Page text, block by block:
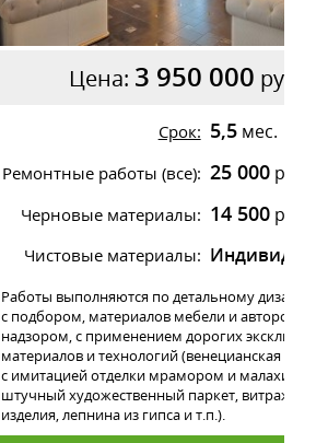
Цена: 3 950 000 руб.
Срок: 5,5мес.
Ремонтные работы (все): 25 000руб./м
Черновые материалы: 14 500руб./м
Чистовые материалы:
Работы выполняются по детальному дизайн-
с подбором, материалов мебели и авторским
надзором, с применением дорогих
материалов и технологий (венецианская
с имитацией отделки мрамором и малахитом,
штучный художественный паркет, витражи,
изделия, лепнина из гипса и т.п.).